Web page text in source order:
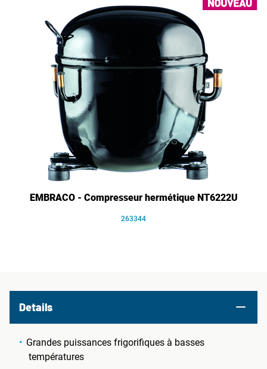
EMBRACO - Compresseur hermétique NT6222U
263344
Details
Grandes puissances frigorifiques à basses
températures